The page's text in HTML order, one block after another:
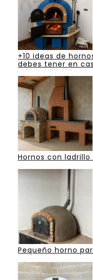
+10 ideas de
debes tener en
Hornos con
Pequeño horno